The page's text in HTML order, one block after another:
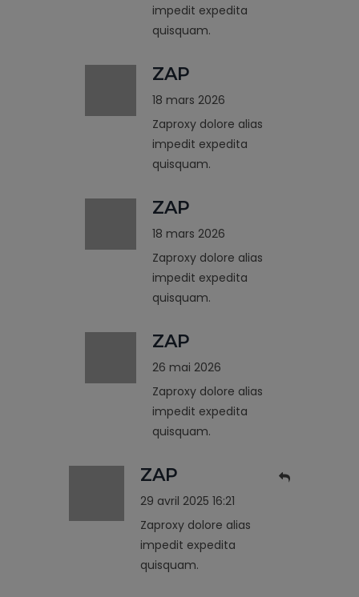
impedit expedita
quisquam.
ZAP
18 mars 2026
Zaproxy dolore alias
impedit expedita
quisquam.
ZAP
18 mars 2026
Zaproxy dolore alias
impedit expedita
quisquam.
ZAP
26 mai 2026
Zaproxy dolore alias
impedit expedita
quisquam.
ZAP
29 avril 2025 16:21
Zaproxy dolore alias
impedit expedita
quisquam.